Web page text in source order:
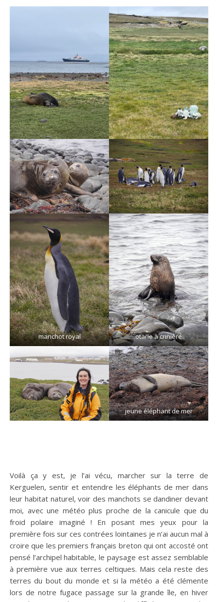
manchot royal otarie à crinière
jeune éléphant de mer
Voilà ça y est, je l’ai vécu, marcher sur la terre de
Kerguelen, sentir et entendre les éléphants de mer dans
leur habitat naturel, voir des manchots se dandiner devant
moi, avec une météo plus proche de la canicule que du
froid polaire imaginé ! En posant mes yeux pour la
première fois sur ces contrées lointaines je n’ai aucun mal à
croire que les premiers français breton qui ont accosté ont
pensé l’archipel habitable, le paysage est assez semblable
à première vue aux terres celtiques. Mais cela reste des
terres du bout du monde et si la météo a été clémente
lors de notre fugace passage sur la grande île, en hiver